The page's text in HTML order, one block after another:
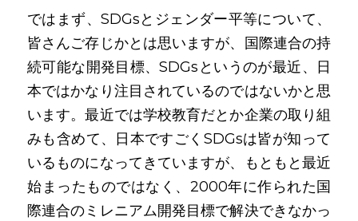
ではまず、SDGsとジェンダー平等について、
皆さんご存じかとは思いますが、国際連合の持
続可能な開発目標、SDGsというのが最近、日
本ではかなり注目されているのではないかと思
います。最近では学校教育だとか企業の取り組
みも含めて、日本ですごくSDGsは皆が知って
いるものになってきていますが、もともと最近
始まったものではなく、2000年に作られた国
際連合のミレニアム開発目標で解決できなかっ